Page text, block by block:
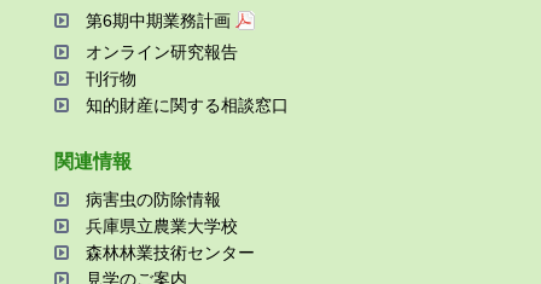
第6期中期業務計画
オンライン研究報告
刊⾏物
知的財産に関する相談窓⼝
関連情報
病害⾍の防除情報
兵庫県⽴農業⼤学校
森林林業技術センター
⾒学のご案内